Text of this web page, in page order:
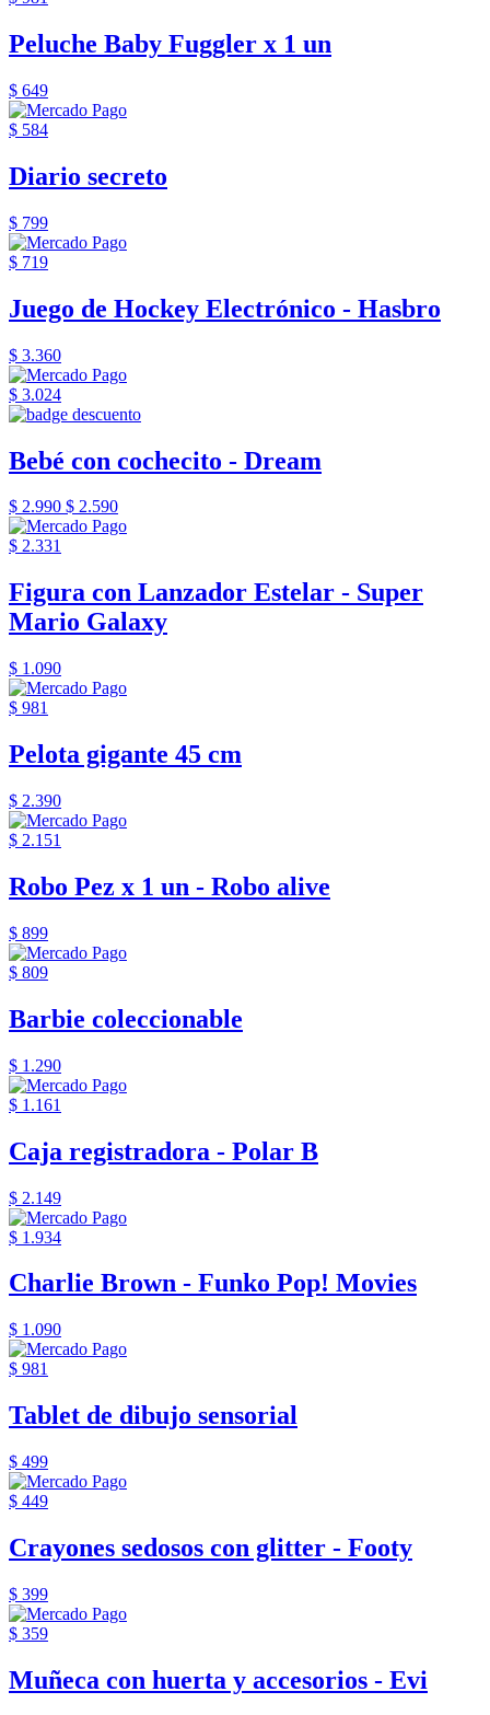
Peluche Baby Fuggler x 1 un
$ 649
$ 584
Diario secreto
$ 799
$ 719
Juego de Hockey Electrónico - Hasbro
$ 3.360
$ 3.024
Bebé con cochecito - Dream
$ 2.990 $ 2.590
$ 2.331
Figura con Lanzador Estelar - Super
Mario Galaxy
$ 1.090
$ 981
Pelota gigante 45 cm
$ 2.390
$ 2.151
Robo Pez x 1 un - Robo alive
$ 899
$ 809
Barbie coleccionable
$ 1.290
$ 1.161
Caja registradora - Polar B
$ 2.149
$ 1.934
Charlie Brown - Funko Pop! Movies
$ 1.090
$ 981
Tablet de dibujo sensorial
$ 499
$ 449
Crayones sedosos con glitter - Footy
$ 399
$ 359
Muñeca con huerta y accesorios - Evi